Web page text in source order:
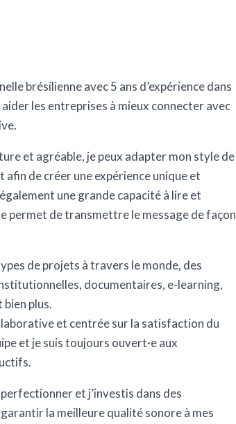
brésilienne avec 5 ans d’expérience dans
les entreprises à mieux connecter avec
et agréable, je peux adapter mon style de
de créer une expérience unique et
une grande capacité à lire et
permet de transmettre le message de façon
de projets à travers le monde, des
documentaires, e-learning,
plus.
et centrée sur la satisfaction du
et je suis toujours ouvert·e aux
et j’investis dans des
la meilleure qualité sonore à mes